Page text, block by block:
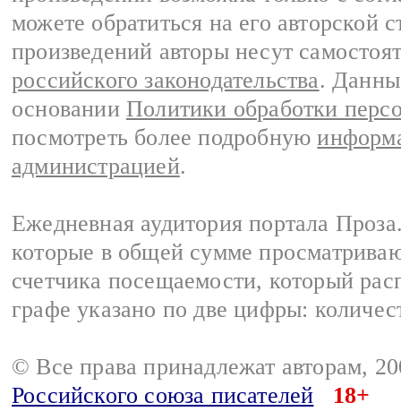
можете обратиться на его авторской
произведений авторы несут
российского законодательства.
основании Политики обработки
посмотреть более подробную
администрацией.
Ежедневная аудитория портала
которые в общей сумме
счетчика посещаемости, который
графе указано по две цифры:
© Все права принадлежат авторам,
Российского союза писателей
18+